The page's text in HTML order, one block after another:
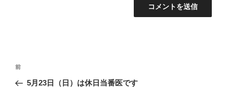
投
前
の
前
5月23日（日）は休日当番医です